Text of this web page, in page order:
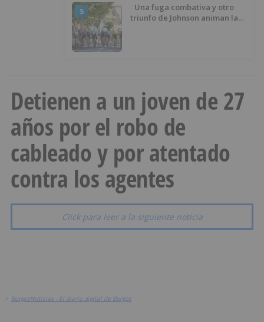
5
Una fuga combativa y otro
triunfo de Johnson animan la
Detienen a un joven de 27
años por el robo de
cableado y por atentado
contra los agentes
Click para leer a la siguiente noticia
> BurgosNoticias - El diario digital de Burgos